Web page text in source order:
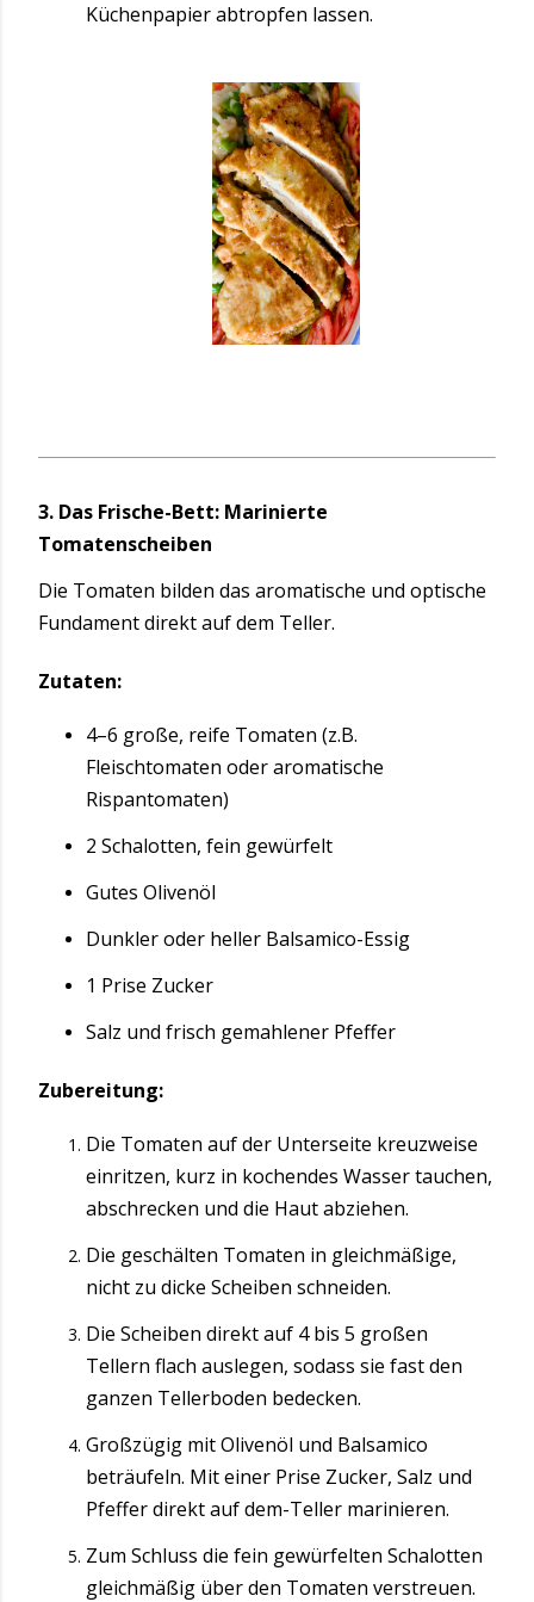
Küchenpapier abtropfen lassen.
3. Das Frische-Bett: Marinierte
Tomatenscheiben
Die Tomaten bilden das aromatische und optische
Fundament direkt auf dem Teller.
Zutaten:
4–6 große, reife Tomaten (z.B.
Fleischtomaten oder aromatische
Rispantomaten)
2 Schalotten, fein gewürfelt
Gutes Olivenöl
Dunkler oder heller Balsamico-Essig
1 Prise Zucker
Salz und frisch gemahlener Pfeffer
Zubereitung:
Die Tomaten auf der Unterseite kreuzweise
einritzen, kurz in kochendes Wasser tauchen,
abschrecken und die Haut abziehen.
Die geschälten Tomaten in gleichmäßige,
nicht zu dicke Scheiben schneiden.
Die Scheiben direkt auf 4 bis 5 großen
Tellern flach auslegen, sodass sie fast den
ganzen Tellerboden bedecken.
Großzügig mit Olivenöl und Balsamico
beträufeln. Mit einer Prise Zucker, Salz und
Pfeffer direkt auf dem-Teller marinieren.
Zum Schluss die fein gewürfelten Schalotten
gleichmäßig über den Tomaten verstreuen.